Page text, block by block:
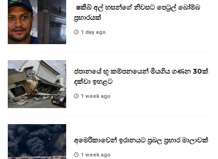
ෂකීබ් අල් හසන්ගේ නිවසට පෙට්‍රල් බෝම්බ
ප්‍රහාරයක්
1 day ago
ජපානයේ භූ කම්පනයෙන් මියගිය ගණන 30ක්
දක්වා ඉහළට
1 week ago
අමෙරිකාවෙන් ඉරානයට ප්‍රබල ප්‍රහාර මාලාවක්
1 week ago